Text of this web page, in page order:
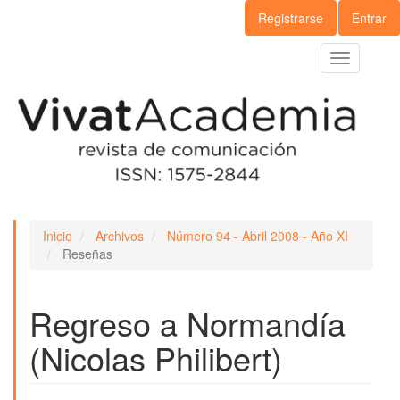
lateral
Registrarse Entrar
Toggle
navigation
Inicio Archivos
Número 94 - Abril 2008 - Año XI
Reseñas
Regreso a Normandía
(Nicolas Philibert)